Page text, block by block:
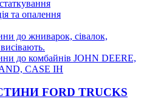
та опалення
до жниварок, сівалок,
до комбайнів JOHN DEERE,
CASE IH
FORD TRUCKS